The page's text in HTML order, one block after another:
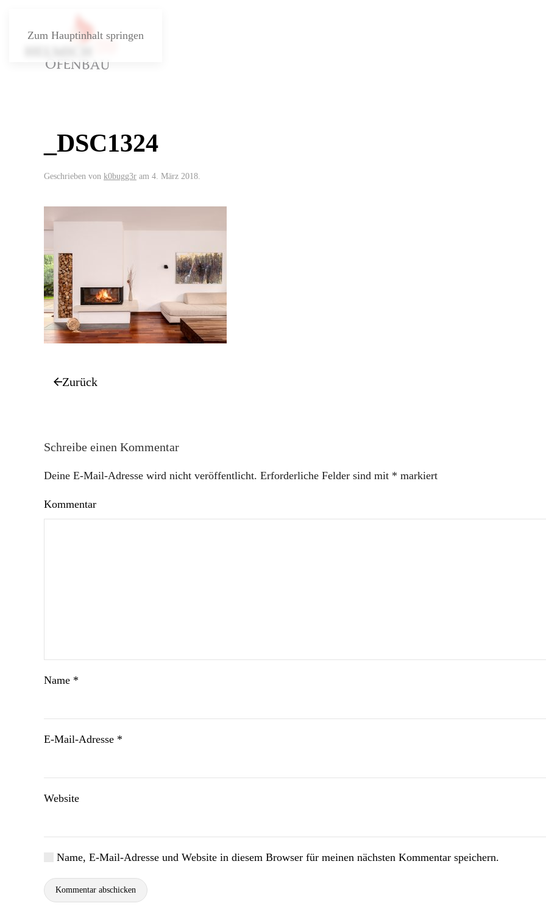
Zum Hauptinhalt springen
_DSC1324
Geschrieben von k0bugg3r am 4. März 2018.
Zurück
Schreibe einen Kommentar
Deine E-Mail-Adresse wird nicht veröffentlicht. Erforderliche Felder sind mit * markiert
Kommentar
Name *
E-Mail-Adresse *
Website
Name, E-Mail-Adresse und Website in diesem Browser für meinen nächsten Kommentar speichern.
Kommentar abschicken